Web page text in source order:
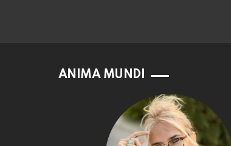
ANIMA MUNDI